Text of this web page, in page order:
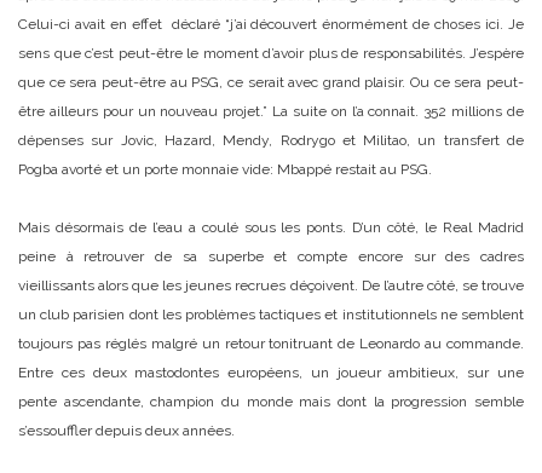
Celui-ci avait en effet déclaré “j’ai découvert énormément de choses ici. Je
sens que c’est peut-être le moment d’avoir plus de responsabilités. J’espère
que ce sera peut-être au PSG, ce serait avec grand plaisir. Ou ce sera peut-
être ailleurs pour un nouveau projet.” La suite on l’a connait. 352 millions de
dépenses sur Jovic, Hazard, Mendy, Rodrygo et Militao, un transfert de
Pogba avorté et un porte monnaie vide: Mbappé restait au PSG.
Mais désormais de l’eau a coulé sous les ponts. D’un côté, le Real Madrid
peine à retrouver de sa superbe et compte encore sur des cadres
vieillissants alors que les jeunes recrues déçoivent. De l’autre côté, se trouve
un club parisien dont les problèmes tactiques et institutionnels ne semblent
toujours pas réglés malgré un retour tonitruant de Leonardo au commande.
Entre ces deux mastodontes européens, un joueur ambitieux, sur une
pente ascendante, champion du monde mais dont la progression semble
s’essouffler depuis deux années.